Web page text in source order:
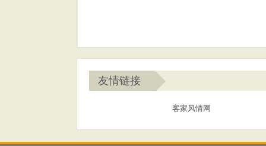
友情链接
客家风情网